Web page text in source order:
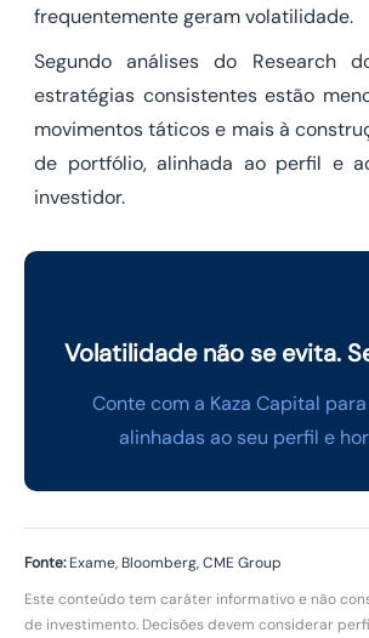
frequentemente geram volatilidade.
Segundo análises do Research
estratégias consistentes estão
movimentos táticos e mais à
de portfólio, alinhada ao perfil e
investidor.
Volatilidade não se evita.
Conte com a Kaza Capital
alinhadas ao seu perfil e
Fonte:Exame, Bloomberg, CME Group
Este conteúdo tem caráter informativo e não
de investimento. Decisões devem considerar